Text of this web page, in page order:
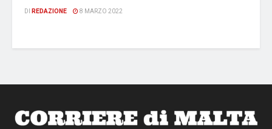
DI REDAZIONE 8 MARZO 2022